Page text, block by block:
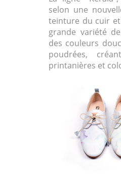
selon une
teinture du cuir
grande variété
des couleurs
poudrées,
printanières et